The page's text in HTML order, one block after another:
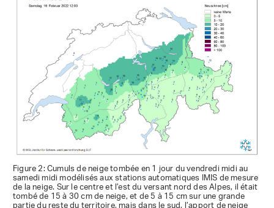
Figure 2: Cumuls de neige tombée en 1 jour du vendredi midi au
samedi midi modélisés aux stations automatiques IMIS de mesure
de la neige. Sur le centre et l’est du versant nord des Alpes, il était
tombé de 15 à 30 cm de neige, et de 5 à 15 cm sur une grande